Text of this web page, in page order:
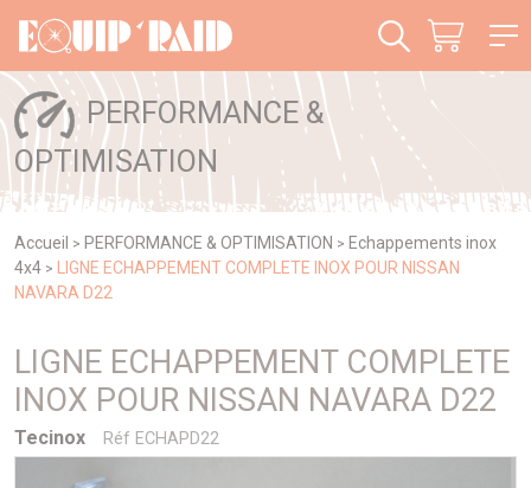
PERFORMANCE &
OPTIMISATION
Accueil > PERFORMANCE & OPTIMISATION > Echappements inox
4x4 > LIGNE ECHAPPEMENT COMPLETE INOX POUR NISSAN
NAVARA D22
LIGNE ECHAPPEMENT COMPLETE
INOX POUR NISSAN NAVARA D22
Tecinox Réf ECHAPD22
Panneau de gestion des cookies